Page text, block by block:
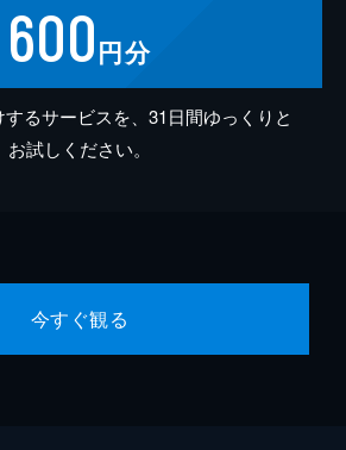
600円分
るサービスを、31日間ゆっくりと
お試しください。
今すぐ観る